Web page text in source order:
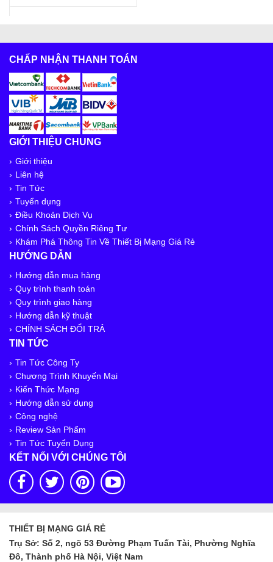
CHẤP NHẬN THANH TOÁN
GIỚI THIỆU CHUNG
Giới thiệu
Liên hệ
Tin Tức
Tuyển dụng
Điều Khoản Dịch Vụ
Chính Sách Quyền Riêng Tư
Khám Phá Thông Tin Về Thiết Bị Mạng Giá Rẻ
HƯỚNG DẪN
Hướng dẫn mua hàng
Quy trình thanh toán
Quy trình giao hàng
Hướng dẫn kỹ thuật
CHÍNH SÁCH ĐỔI TRẢ
TIN TỨC
Tin Tức Công Ty
Chương Trình Khuyến Mại
Kiến Thức Mạng
Hướng dẫn sử dụng
Công nghệ
Review Sản Phẩm
Tin Tức Tuyển Dụng
KẾT NỐI VỚI CHÚNG TÔI
THIẾT BỊ MẠNG GIÁ RẺ
Trụ Sở: Số 2, ngõ 53 Đường Phạm Tuấn Tài, Phường Nghĩa
Đô, Thành phố Hà Nội, Việt Nam